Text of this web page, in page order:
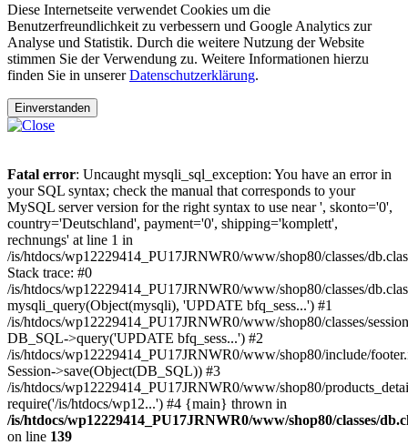
Diese Internetseite verwendet Cookies um die
Benutzerfreundlichkeit zu verbessern und Google Analytics zur
Analyse und Statistik. Durch die weitere Nutzung der Website
stimmen Sie der Verwendung zu. Weitere Informationen hierzu
finden Sie in unsererDatenschutzerklärung.
Einverstanden
Fatal error: Uncaught mysqli_sql_exception: You have an error in
your SQL syntax; check the manual that corresponds to your
MySQL server version for the right syntax to use near ', skonto='0',
country='Deutschland', payment='0', shipping='komplett',
rechnungs' at line 1 in
/is/htdocs/wp12229414_PU17JRNWR0/www/shop80/classes/
Stack trace: #0
/is/htdocs/wp12229414_PU17JRNWR0/www/shop80/classes/
mysqli_query(Object(mysqli), 'UPDATE bfq_sess...') #1
/is/htdocs/wp12229414_PU17JRNWR0/www/shop80/classes/
DB_SQL->query('UPDATE bfq_sess...') #2
/is/htdocs/wp12229414_PU17JRNWR0/www/shop80/include/
Session->save(Object(DB_SQL)) #3
/is/htdocs/wp12229414_PU17JRNWR0/www/shop80/
require('/is/htdocs/wp12...') #4 {main} thrown in
/is/htdocs/wp12229414_PU17JRNWR0/www/shop80/classes/
on line 139